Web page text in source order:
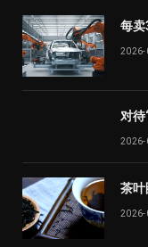
每卖
2026-
对
2026-
茶叶
2026-